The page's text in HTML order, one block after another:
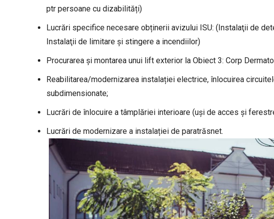
ptr persoane cu dizabilități)
Lucrări specifice necesare obținerii avizului ISU: (Instalaţii de
Instalaţii de limitare şi stingere a incendiilor)
Procurarea şi montarea unui lift exterior la Obiect 3: Corp
Reabilitarea/modernizarea instalației electrice, înlocuirea
subdimensionate;
Lucrări de înlocuire a tâmplăriei interioare (uși de acces și
Lucrări de modernizare a instalației de paratrăsnet.